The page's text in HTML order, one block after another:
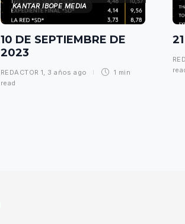
KANTAR IBOPE MEDIA
10 DE SEPTIEMBRE DE
2023
REDACTOR 1, 3 años ago
1 min
read